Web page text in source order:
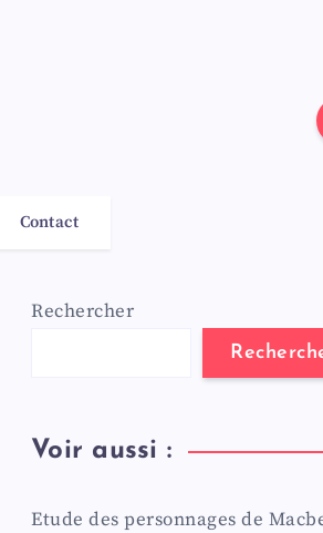
Contact
Rechercher
Voir aussi :
Etude des personnages de